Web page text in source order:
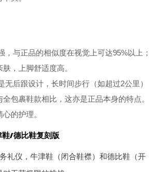
，与正品的相似度在视觉上可达95%以上；
，上脚舒适度高。
无后跟设计，长时间步行（如超过2公里）
包裹鞋款相比，这亦是正品本身的特点。
的护理。
鞋/德比鞋复刻版
礼仪，牛津鞋（闭合鞋襟）和德比鞋（开